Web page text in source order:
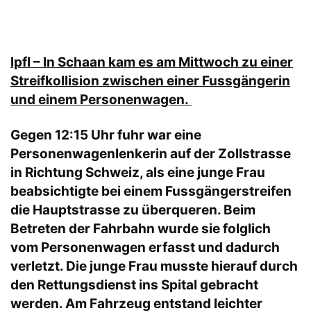
lpfl – In Schaan kam es am Mittwoch zu einer
Streifkollision zwischen einer Fussgängerin
und einem Personenwagen.
Gegen 12:15 Uhr fuhr war eine
Personenwagenlenkerin auf der Zollstrasse
in Richtung Schweiz, als eine junge Frau
beabsichtigte bei einem Fussgängerstreifen
die Hauptstrasse zu überqueren. Beim
Betreten der Fahrbahn wurde sie folglich
vom Personenwagen erfasst und dadurch
verletzt. Die junge Frau musste hierauf durch
den Rettungsdienst ins Spital gebracht
werden. Am Fahrzeug entstand leichter